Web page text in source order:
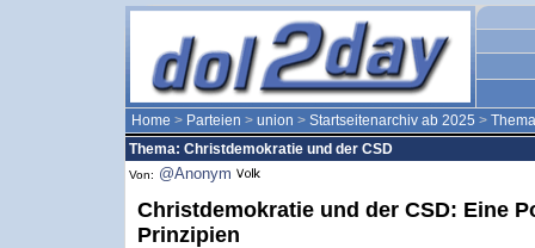
Home > Parteien > union > Startseitenarchiv ab 2025 > Thema
Thema: Christdemokratie und der CSD
Von: @Anonym
Christdemokratie und der CSD: Eine
Prinzipien